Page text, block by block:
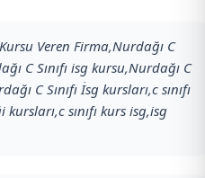
Veren Firma,Nurdağı C
C Sınıfı isg kursu,Nurdağı C
C Sınıfı İsg kursları,c sınıfı
kursları,c sınıfı kurs isg,isg